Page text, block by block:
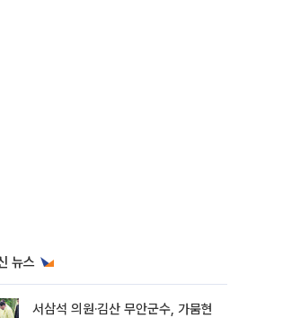
뉴스
서삼석 의원·김산 무안군수, 가뭄현